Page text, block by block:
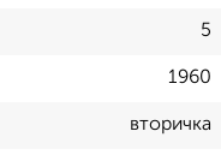
5
1960
вторичка